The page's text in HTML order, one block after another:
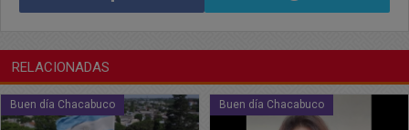
RELACIONADAS
Buen día Chacabuco Buen día Chacabuco